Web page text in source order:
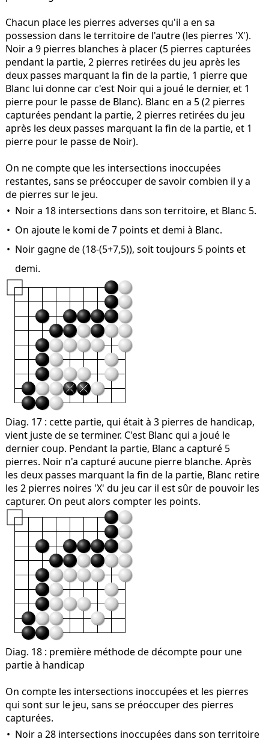
Chacun place les pierres adverses qu'il a en sa
possession dans le territoire de l'autre (les pierres 'X').
Noir a 9 pierres blanches à placer (5 pierres capturées
pendant la partie, 2 pierres retirées du jeu après les
deux passes marquant la fin de la partie, 1 pierre que
Blanc lui donne car c'est Noir qui a joué le dernier, et 1
pierre pour le passe de Blanc). Blanc en a 5 (2 pierres
capturées pendant la partie, 2 pierres retirées du jeu
après les deux passes marquant la fin de la partie, et 1
pierre pour le passe de Noir).
On ne compte que les intersections inoccupées
restantes, sans se préoccuper de savoir combien il y a
de pierres sur le jeu.
Noir a 18 intersections dans son territoire, et Blanc 5.
On ajoute le komi de 7 points et demi à Blanc.
Noir gagne de (18-(5+7,5)), soit toujours 5 points et
demi.
Diag. 17: cette partie, qui était à 3 pierres de handicap,
vient juste de se terminer. C'est Blanc qui a joué le
dernier coup. Pendant la partie, Blanc a capturé 5
pierres. Noir n'a capturé aucune pierre blanche. Après
les deux passes marquant la fin de la partie, Blanc retire
les 2 pierres noires 'X' du jeu car il est sûr de pouvoir les
capturer. On peut alors compter les points.
Diag. 18: première méthode de décompte pour une
partie à handicap
On compte les intersections inoccupées et les pierres
qui sont sur le jeu, sans se préoccuper des pierres
capturées.
Noir a 28 intersections inoccupées dans son territoire